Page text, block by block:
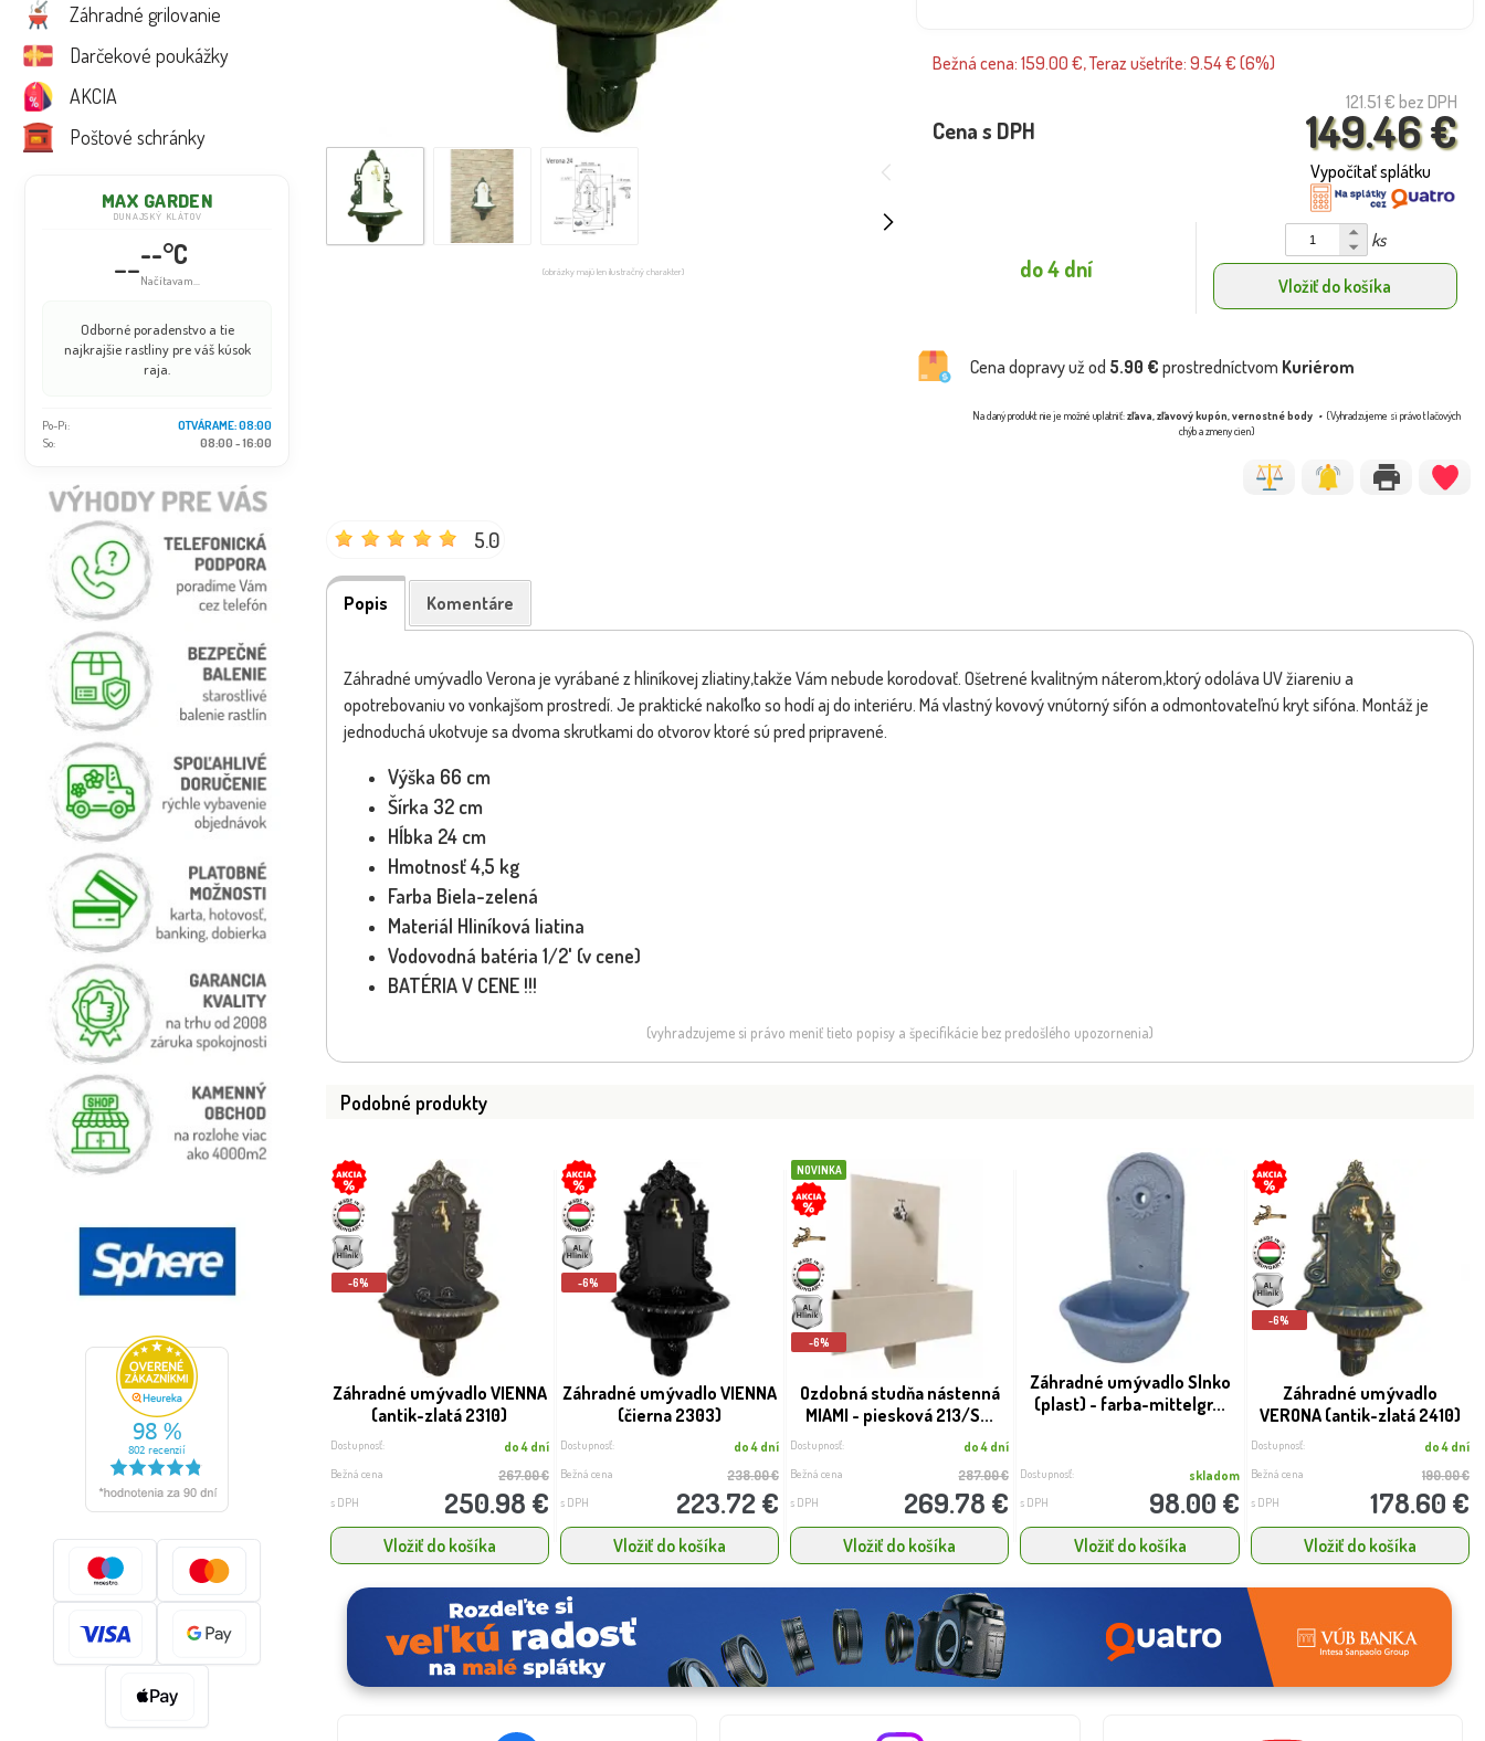
Záhradné grilovanie
Darčekové poukážky
AKCIA
Poštové schránky
MAX GARDEN
DUNAJSKÝ KLÁTOV
----°C
Načítavam...
Odborné poradenstvo a tie
najkrajšie rastliny pre váš kúsok
raja.
Po-Pi:
OTVÁRAME: 08:00
So:
08:00 - 16:00
(obrázky majú len ilustračný charakter)
Bežná cena: 159.00 €, Teraz ušetríte: 9.54 € (6%)
121.51 € bez DPH
149.46 €
Cena s DPH
Vypočítať splátku
do 4 dní
ks
Vložiť do košíka
Cena dopravy už od 5.90 € prostredníctvom Kuriérom
Na daný produkt nie je možné uplatniť:zľava, zľavový kupón, vernostné body
(Vyhradzujeme si právo tlačových
chýb a zmeny cien)
5.0
Popis Komentáre
Záhradné umývadlo Verona je vyrábané z hliníkovej zliatiny,takže Vám nebude korodovať. Ošetrené kvalitným náterom,ktorý odoláva UV žiareniu a
opotrebovaniu vo vonkajšom prostredí. Je praktické nakoľko so hodí aj do interiéru. Má vlastný kovový vnútorný sifón a odmontovateľnú kryt sifóna. Montáž je
jednoduchá ukotvuje sa dvoma skrutkami do otvorov ktoré sú pred pripravené.
Výška 66 cm
Šírka 32 cm
Hĺbka 24 cm
Hmotnosť 4,5 kg
Farba Biela-zelená
Materiál Hliníková liatina
Vodovodná batéria 1/2' (v cene)
BATÉRIA V CENE !!!
(vyhradzujeme si právo meniť tieto popisy a špecifikácie bez predošlého upozornenia)
Podobné produkty
-6%
Záhradné umývadlo VIENNA
(antik-zlatá 2310)
Dostupnosť: do 4 dní
Bežná cena 267.00 €
s DPH 250.98 €
Vložiť do košíka
-6%
Záhradné umývadlo VIENNA
(čierna 2303)
Dostupnosť: do 4 dní
Bežná cena 238.00 €
s DPH 223.72 €
Vložiť do košíka
NOVINKA
-6%
Ozdobná studňa nástenná
MIAMI - piesková 213/S...
Dostupnosť: do 4 dní
Bežná cena 287.00 €
s DPH 269.78 €
Vložiť do košíka
Záhradné umývadlo Slnko
(plast) - farba-mittelgr...
Dostupnosť: skladom
s DPH 98.00 €
Vložiť do košíka
-6%
Záhradné umývadlo
VERONA (antik-zlatá 2410)
Dostupnosť: do 4 dní
Bežná cena 190.00 €
s DPH 178.60 €
Vložiť do košíka